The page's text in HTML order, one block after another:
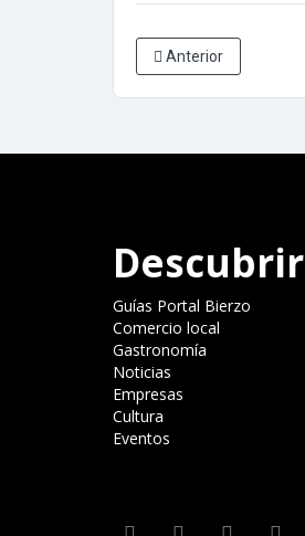
Anterior
Descubrir
Guías Portal Bierzo
Comercio local
Gastronomía
Noticias
Empresas
Cultura
Eventos